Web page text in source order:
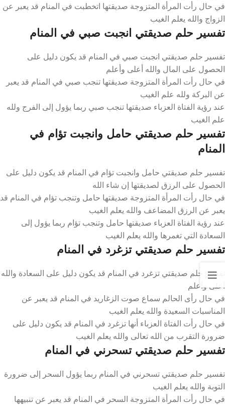
في حال رأت المرأة المتزوجة صديقتها اتخطبت في المنام قد يعبر عن
الزواج والله يعلم الغيب
تفسير حلم صديقتي انجبت صبي في المنام
تفسير حلم صديقتي انجبت صبي في المنام قد يكون دليل على
الحصول على المال والله أعلى وأعلم
في حال رأت المرأة المتزوجة صديقتها تنجب صبي في المنام قد يعبر
عن البركة ولله علم الغيب
عند رؤية الفتاة العزباء صديقتها تنجب صبي ربما يؤول إلى الفرج ولله
علم الغيب
تفسير حلم صديقتي حامل وانجبت تؤام في
المنام
تفسير حلم صديقتي حامل وانجبت تؤام في المنام قد يكون دليل على
الحصول على الرزق لصديقتها إن شاء الله
في حال رأت المرأة المتزوجة صديقتها حامل وتنجب تؤام في المنام قد
يعبر عن الرزق المضاعف والله يعلم الغيب
عند رؤية الفتاة العزباء صديقتها حامل وتنجب تؤام ربما يؤول إلى
السعادة التي تغمرها والله يعلم الغيب
تفسير حلم صديقتي تزغرد في المنام
تفسير حلم صديقتي تزغرد في المنام قد يكون دليل على السعادة والله
أعلى وأعلم
في حال رأى الحالم سماع صوت الزغاريد في المنام قد يعبر عن
المناسبات السعيدة والله يعلم الغيب
في حال رأت الفتاة العزباء أنها تزغرد في المنام قد يكون دليل على
ضرورة التقرب من الله تعالى والله يعلم الغيب
تفسير حلم صديقتي تسحرني في المنام
تفسير حلم صديقتي تسحرني في المنام ربما يؤول السحر إلى ضرورة
التوبة والله يعلم الغيب
في حال رأت المرأة المتزوجة السحر في المنام قد يعبر عن تنبيهها